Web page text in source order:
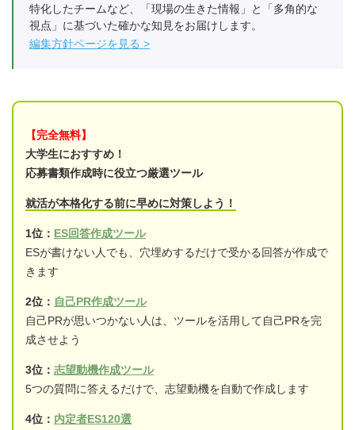
特化したチームなど、「現場の生きた情報」と「多角的な
視点」に基づいた確かな知見をお届けします。
編集方針ページを見る
【完全無料】
大学生におすすめ！
応募書類作成時に役立つ厳選ツール
就活が本格化する前に早めに対策しよう！
1位： ES回答作成ツール
ESが書けない人でも、穴埋めするだけで受かる回答が作成で
きます
2位： 自己PR作成ツール
自己PRが思いつかない人は、ツールを活用して自己PRを完
成させよう
3位： 志望動機作成ツール
5つの質問に答えるだけで、志望動機を自動で作成します
4位： 内定者ES120選